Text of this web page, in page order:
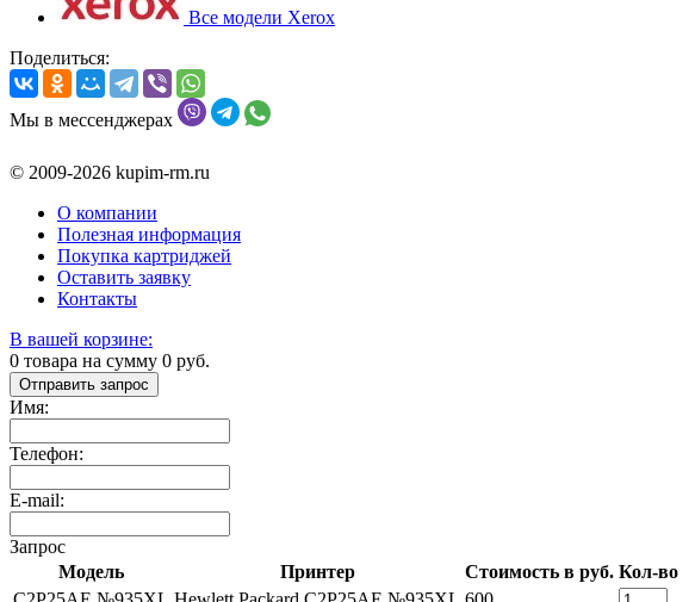
Все модели Xerox
Поделиться:
Мы в мессенджерах
© 2009-2026 kupim-rm.ru
О компании
Полезная информация
Покупка картриджей
Оставить заявку
Контакты
В вашей корзине:
0 товара на сумму 0 руб.
Отправить запрос
Имя:
Телефон:
E-mail:
Запрос
Модель
Принтер Стоимость в руб. Кол-во